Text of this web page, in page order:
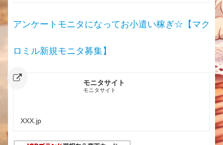
アンケートモニタになってお小遣い稼ぎ☆【マク
ロミル新規モニタ募集】
モニタサイト
モニタサイト
XXX.jp